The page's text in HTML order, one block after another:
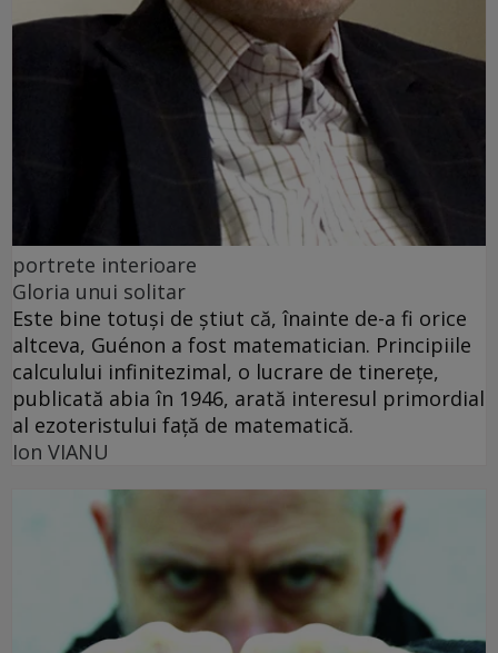
portrete interioare
Gloria unui solitar
Este bine totuşi de ştiut că, înainte de-a fi orice
altceva, Guénon a fost matematician. Principiile
calculului infinitezimal, o lucrare de tinereţe,
publicată abia în 1946, arată interesul primordial
al ezoteristului faţă de matematică.
Ion VIANU